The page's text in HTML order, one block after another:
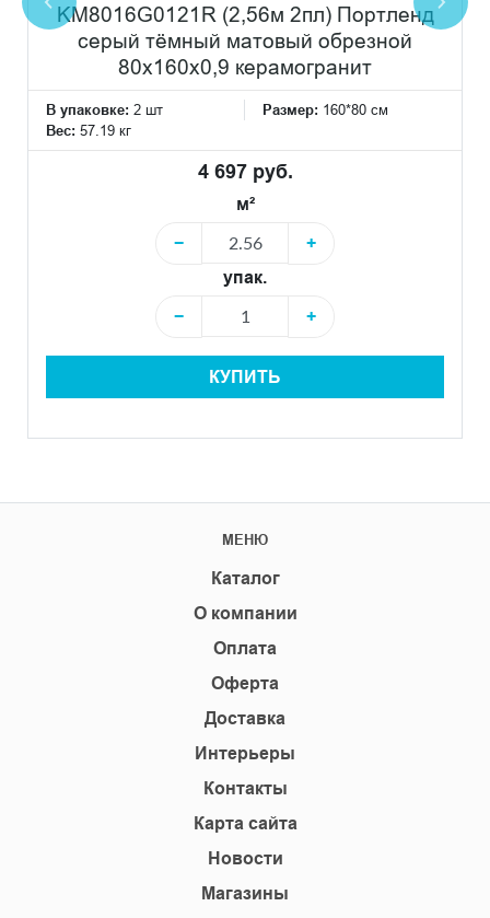
KM8016G0121R (2,56м 2пл) Портленд
серый тёмный матовый обрезной
80x160x0,9 керамогранит
В упаковке: 2 шт Размер: 160*80 см
Вес: 57.19 кг
4 697 руб.
м²
−
+
упак.
−
+
КУПИТЬ
МЕНЮ
Каталог
О компании
Оплата
Оферта
Доставка
Интерьеры
Контакты
Карта сайта
Новости
Магазины